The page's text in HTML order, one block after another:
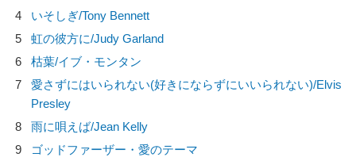
4
いそしぎ/Tony Bennett
5
虹の彼方に/Judy Garland
6
枯葉/イブ・モンタン
7
愛さずにはいられない(好きにならずにいいられない)/Elvis
Presley
8
雨に唄えば/Jean Kelly
9
ゴッドファーザー・愛のテーマ